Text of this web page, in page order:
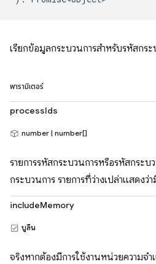
เรียกข้อมูลกระบวนการสำหรับรหัสกร
พารามิเตอร์
processIds
number | number[]
รายการรหัสกระบวนการหรือรหัสกระ
กระบวนการ รายการที่ว่างเปล่าแสดงว่
includeMemory
บูลีน
จริงหากต้องมีการใช้งานหน่วยความจ